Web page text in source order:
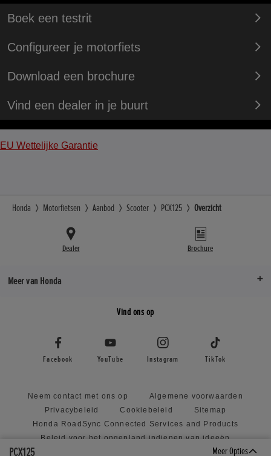
PCX125 Meer Opties
Boek een testrit
Configureer je motorfiets
Download een brochure
Vind een dealer in je buurt
EU Wettelijke Garantie
Honda Motorfietsen Aanbod Scooter PCX125 Overzicht
Dealer Brochure
Meer van Honda
Vind ons op
Facebook YouTube Instagram TikTok
Neem contact met ons op
Algemene voorwaarden
Privacybeleid
Cookiebeleid
Sitemap
Honda RoadSync Connected Services and Products
Beleid voor het ongepland indienen van ideeën
Privacy Centre